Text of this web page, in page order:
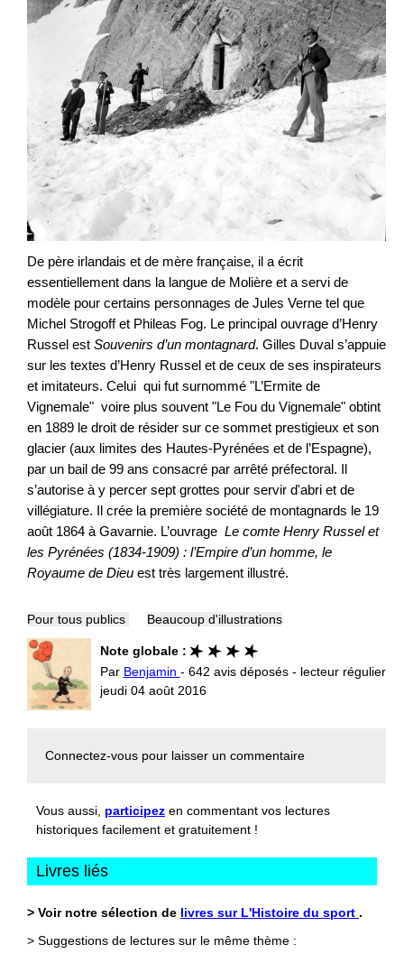
De père irlandais et de mère française, il a écrit
essentiellement dans la langue de Molière et a servi de
modèle pour certains personnages de Jules Verne tel que
Michel Strogoff et Phileas Fog. Le principal ouvrage d’Henry
Russel est Souvenirs d’un montagnard. Gilles Duval s’appuie
sur les textes d’Henry Russel et de ceux de ses inspirateurs
et imitateurs. Celui qui fut surnommé "L’Ermite de
Vignemale" voire plus souvent "Le Fou du Vignemale" obtint
en 1889 le droit de résider sur ce sommet prestigieux et son
glacier (aux limites des Hautes-Pyrénées et de l’Espagne),
par un bail de 99 ans consacré par arrêté préfectoral. Il
s’autorise à y percer sept grottes pour servir d'abri et de
villégiature. Il crée la première société de montagnards le 19
août 1864 à Gavarnie. L’ouvrage Le comte Henry Russel et
les Pyrénées (1834-1909) : l’Empire d’un homme, le
Royaume de Dieu est très largement illustré.
Pour tous publics Beaucoup d'illustrations
Note globale :
Par Benjamin - 642 avis déposés - lecteur régulier
jeudi 04 août 2016
Connectez-vous pour laisser un commentaire
Vous aussi, participez en commentant vos lectures
historiques facilement et gratuitement !
Livres liés
> Voir notre sélection de livres sur L'Histoire du sport .
> Suggestions de lectures sur le même thème :